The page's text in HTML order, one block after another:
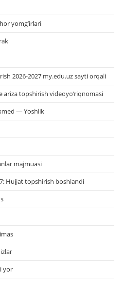
yomg’irlari
2026-2027 my.edu.uz sayti orqali
ariza topshirish videoyo’riqnomasi
— Yoshlik
majmuasi
Hujjat topshirish boshlandi
yor